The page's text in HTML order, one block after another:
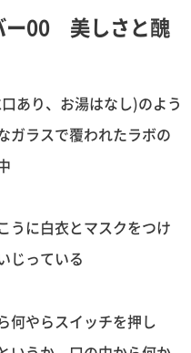
ー00 美しさと醜
あり、お湯はなし)のよう
ガラスで覆われたラボの
うに白衣とマスクをつけ
じっている
何やらスイッチを押し